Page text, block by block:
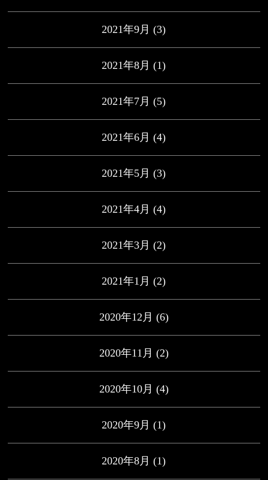
2021年9月 (3)
2021年8月 (1)
2021年7月 (5)
2021年6月 (4)
2021年5月 (3)
2021年4月 (4)
2021年3月 (2)
2021年1月 (2)
2020年12月 (6)
2020年11月 (2)
2020年10月 (4)
2020年9月 (1)
2020年8月 (1)